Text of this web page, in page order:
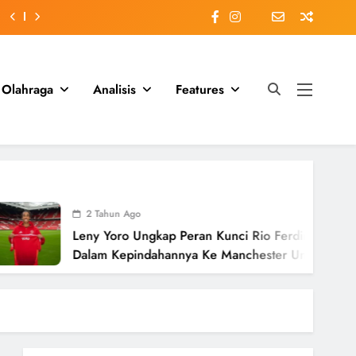
Olahraga Analisis Features
2 Tahun Ago
Leny Yoro Ungkap Peran Kunci Rio Ferdinand
Dalam Kepindahannya Ke Manchester United
Senilai £58 Juta